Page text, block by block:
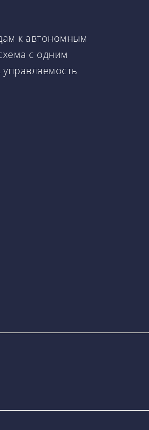
к автономным
с одним